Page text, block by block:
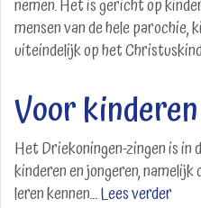
nemen. Het is gericht op
mensen van de hele parochie,
uiteindelijk op het
Voor
Het Driekoningen-zingen is in
kinderen en jongeren,
leren kennen...Lees verder